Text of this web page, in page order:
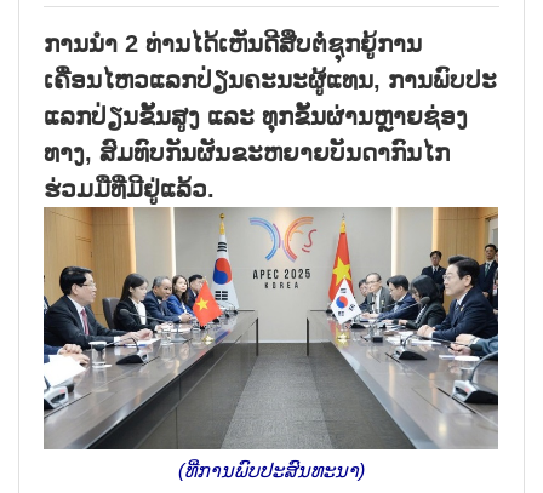
ການນຳ 2 ທ່ານໄດ້ເຫັນດີສືບຕໍໍ່ຊຸກຍູ້ການ
ເຄື່ອນໄຫວແລກປ່ຽນຄະນະຜູ້ແທນ, ການພົບປະ
ແລກປ່ຽນຂັ້ນສູງ ແລະ ທຸກຂັ້ນຜ່ານຫຼາຍຊ່ອງ
ທາງ, ສົມທົບກັນຜັນຂະຫຍາຍບັນດາກົນໄກ
ຮ່ວມມືທີ່ມີຢູ່ແລ້ວ.
(ທີ່ການພົບປະສົນທະນາ)